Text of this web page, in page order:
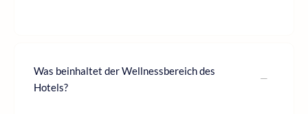
Was beinhaltet der Wellnessbereich des
Hotels?